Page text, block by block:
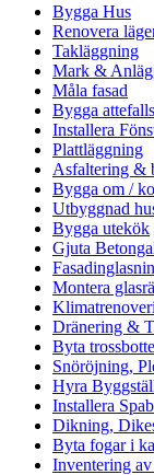
Bygga Hus
Renovera
Takläggning
Mark &
Måla fasad
Bygga
Installera
Plattläggning
Asfaltering &
Bygga om /
Utbyggnad
Bygga utekök
Gjuta
Montera
Dränering &
Byta
Snöröjning,
Hyra
Installera
Dikning,
Byta fogar i
Inventering